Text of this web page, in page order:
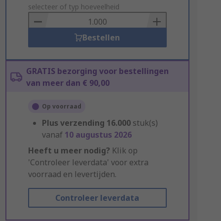
to
Basket
selecteer of typ hoeveelheid
Bestellen
GRATIS bezorging voor bestellingen
van meer dan € 90,00
Op voorraad
Plus verzending 16.000 stuk(s)
vanaf 10 augustus 2026
Heeft u meer nodig? Klik op
'Controleer leverdata' voor extra
voorraad en levertijden.
Controleer leverdata